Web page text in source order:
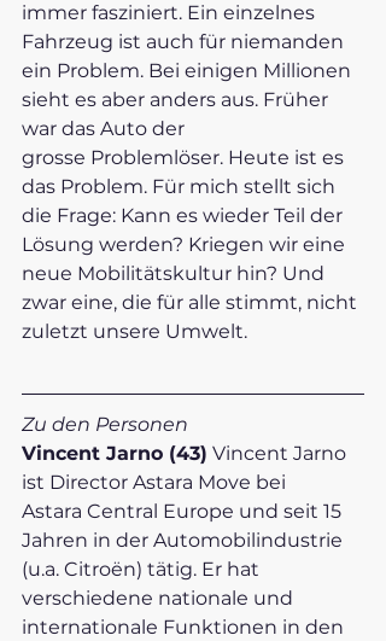
immer fasziniert. Ein einzelnes
Fahrzeug ist auch für niemanden
ein Problem. Bei einigen Millionen
sieht es aber anders aus. Früher
war das Auto der
grosse Problemlöser. Heute ist es
das Problem. Für mich stellt sich
die Frage: Kann es wieder Teil der
Lösung werden? Kriegen wir eine
neue Mobilitätskultur hin? Und
zwar eine, die für alle stimmt, nicht
zuletzt unsere Umwelt.
Zu den Personen
Vincent Jarno (43) Vincent Jarno
ist Director Astara Move bei
Astara Central Europe und seit 15
Jahren in der Automobilindustrie
(u.a. Citroën) tätig. Er hat
verschiedene nationale und
internationale Funktionen in den